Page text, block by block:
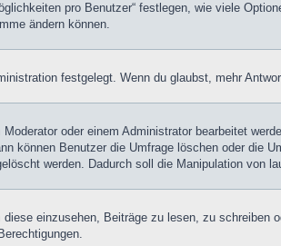
pro Benutzer“ festlegen, wie viele
ändern können.
festgelegt. Wenn du glaubst, mehr
oder einem Administrator bearbeitet
können Benutzer die Umfrage löschen oder die
werden. Dadurch soll die Manipulation von
einzusehen, Beiträge zu lesen, zu schreiben